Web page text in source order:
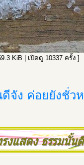
KiB | เปิดดู 10337 ครั้ง ]
ดีจัง ค่อยยังชั่ว